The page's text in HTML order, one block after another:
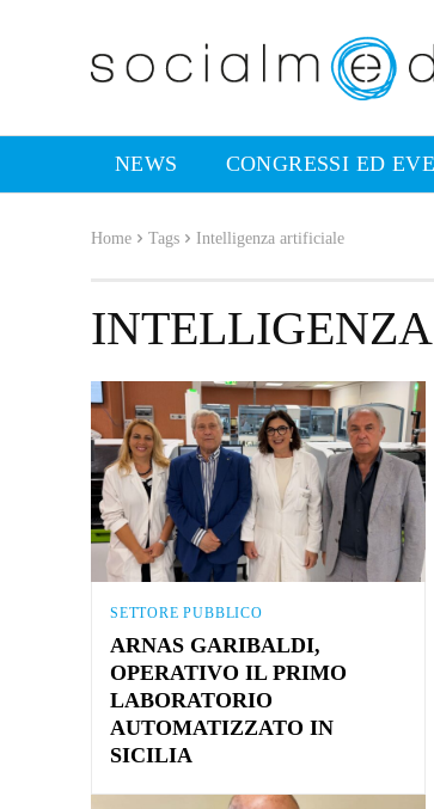
NEWS CONGRESSI ED
Home Tags Intelligenza artificiale
SETTORE PUBBLICO
ARNAS GARIBALDI,
OPERATIVO IL PRIMO
LABORATORIO
AUTOMATIZZATO IN
SICILIA